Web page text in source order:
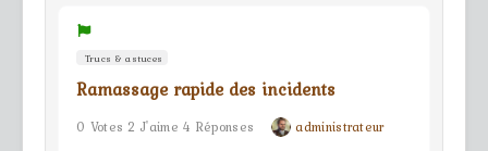
Trucs & astuces
Ramassage rapide des incidents
0 Votes 2 J'aime 4 Réponses
administrateur